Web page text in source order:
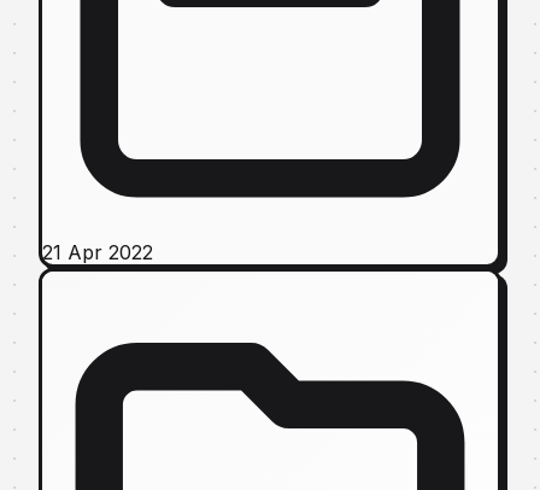
21 Apr 2022